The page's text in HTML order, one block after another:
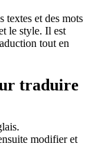
et des mots
le style. Il est
tout en
traduire
modifier et